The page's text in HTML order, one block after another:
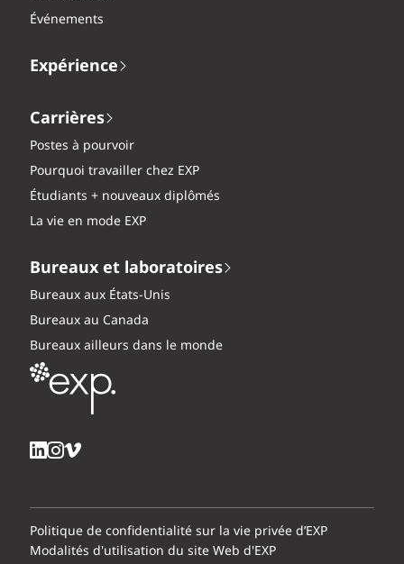
Événements
Expérience
Carrières
Postes à pourvoir
Pourquoi travailler chez EXP
Étudiants + nouveaux diplômés
La vie en mode EXP
Bureaux et laboratoires
Bureaux aux États-Unis
Bureaux au Canada
Bureaux ailleurs dans le monde
Politique de confidentialité sur la vie privée d’EXP
Modalités d'utilisation du site Web d'EXP